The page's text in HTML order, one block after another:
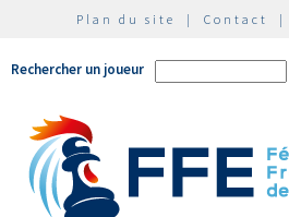
Plan du site | Contact |
Rechercher un joueur